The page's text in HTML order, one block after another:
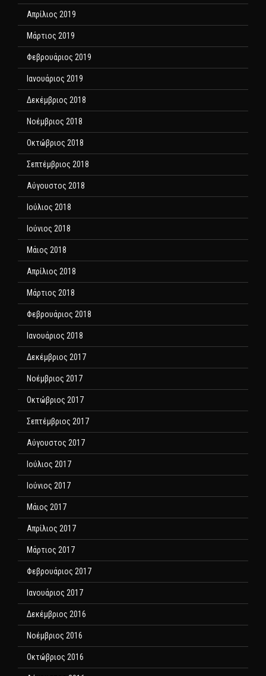
Απρίλιος 2019
Μάρτιος 2019
Φεβρουάριος 2019
Ιανουάριος 2019
Δεκέμβριος 2018
Νοέμβριος 2018
Οκτώβριος 2018
Σεπτέμβριος 2018
Αύγουστος 2018
Ιούλιος 2018
Ιούνιος 2018
Μάιος 2018
Απρίλιος 2018
Μάρτιος 2018
Φεβρουάριος 2018
Ιανουάριος 2018
Δεκέμβριος 2017
Νοέμβριος 2017
Οκτώβριος 2017
Σεπτέμβριος 2017
Αύγουστος 2017
Ιούλιος 2017
Ιούνιος 2017
Μάιος 2017
Απρίλιος 2017
Μάρτιος 2017
Φεβρουάριος 2017
Ιανουάριος 2017
Δεκέμβριος 2016
Νοέμβριος 2016
Οκτώβριος 2016